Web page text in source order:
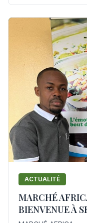
ACTUALITÉ
MARCHÉ
BIENVENUE À